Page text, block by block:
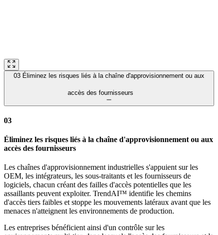
03 Éliminez les risques liés à la chaîne d'approvisionnement ou aux
accès des fournisseurs
03
Éliminez les risques liés à la chaîne d'approvisionnement ou aux
accès des fournisseurs
Les chaînes d'approvisionnement industrielles s'appuient sur les
OEM, les intégrateurs, les sous-traitants et les fournisseurs de
logiciels, chacun créant des failles d'accès potentielles que les
assaillants peuvent exploiter. TrendAI™ identifie les chemins
d'accès tiers faibles et stoppe les mouvements latéraux avant que les
menaces n'atteignent les environnements de production.
Les entreprises bénéficient ainsi d'un contrôle sur les